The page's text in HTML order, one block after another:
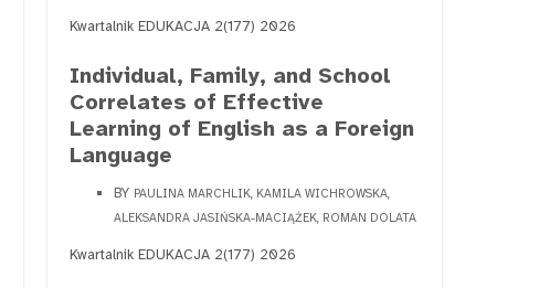
Kwartalnik EDUKACJA 2(177) 2026
Individual, Family, and School
Correlates of Effective
Learning of English as a Foreign
Language
BY PAULINA MARCHLIK, KAMILA WICHROWSKA,
ALEKSANDRA JASIŃSKA-MACIĄŻEK, ROMAN DOLATA
Kwartalnik EDUKACJA 2(177) 2026